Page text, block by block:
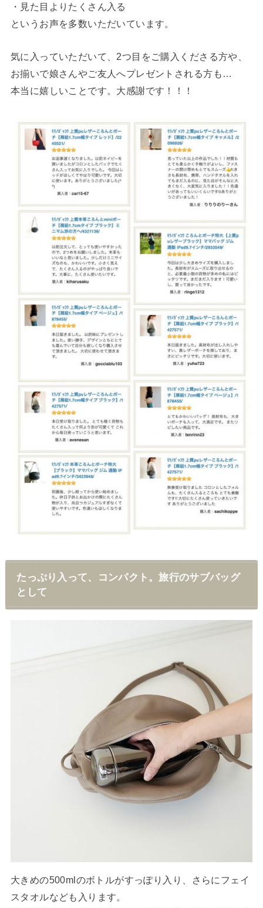
・見た目よりたくさん入る
というお声を多数いただいています。
気に入っていただいて、2つ目をご購入くださる方や、
お揃いで娘さんやご友人へプレゼントされる方も…
本当に嬉しいことです。大感謝です！！！
たっぷり入って、コンパクト。旅行のサブバッグ
として
大きめの500mlのボトルがすっぽり入り、さらにフェイ
スタオルなども入ります。